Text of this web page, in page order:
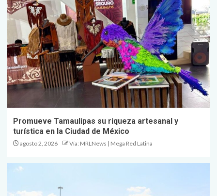
Promueve Tamaulipas su riqueza artesanal y
turística en la Ciudad de México
agosto 2, 2026 Vía: MRLNews | Mega Red Latina